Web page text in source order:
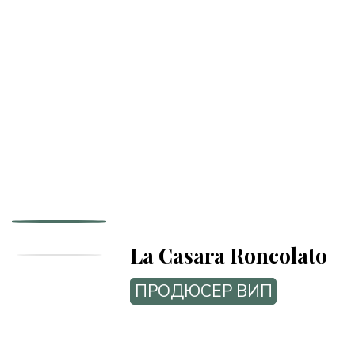
La Casara Roncolato
ПРОДЮСЕР ВИП